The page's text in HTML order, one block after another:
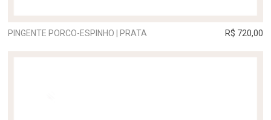
PINGENTE PORCO-ESPINHO | PRATA R$ 720,00